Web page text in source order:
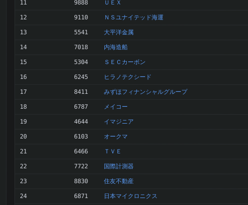
11 9888 ＵＥＸ
12 9110 ＮＳユナイテッド海運
13 5541 大平洋金属
14 7018 内海造船
15 5304 ＳＥＣカーボン
16 6245 ヒラノテクシード
17 8411 みずほフィナンシャルグループ
18 6787 メイコー
19 4644 イマジニア
20 6103 オークマ
21 6466 ＴＶＥ
22 7722 国際計測器
23 8830 住友不動産
24 6871 日本マイクロニクス